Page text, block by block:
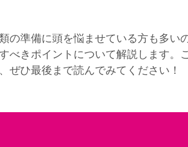
準備に頭を悩ませている方も多い
べきポイントについて解説します。
ぜひ最後まで読んでみてください！